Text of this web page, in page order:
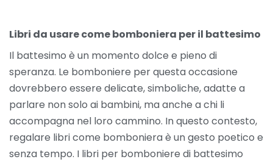
Libri da usare come bomboniera per il battesimo
Il battesimo è un momento dolce e pieno di
speranza. Le bomboniere per questa occasione
dovrebbero essere delicate, simboliche, adatte a
parlare non solo ai bambini, ma anche a chi li
accompagna nel loro cammino. In questo contesto,
regalare libri come bomboniera è un gesto poetico e
senza tempo. I libri per bomboniere di battesimo